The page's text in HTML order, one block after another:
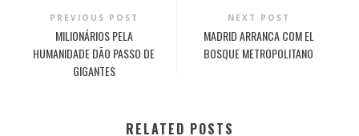
PREVIOUS POST
MILIONÁRIOS PELA
HUMANIDADE DÃO PASSO DE
GIGANTES
NEXT POST
MADRID ARRANCA COM EL
BOSQUE METROPOLITANO
RELATED POSTS